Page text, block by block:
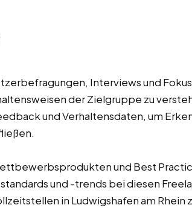
Interviews und
der Zielgruppe zu
und Verhaltensdaten, um
und Best
und -trends bei diesen
in Ludwigshafen am Rhein